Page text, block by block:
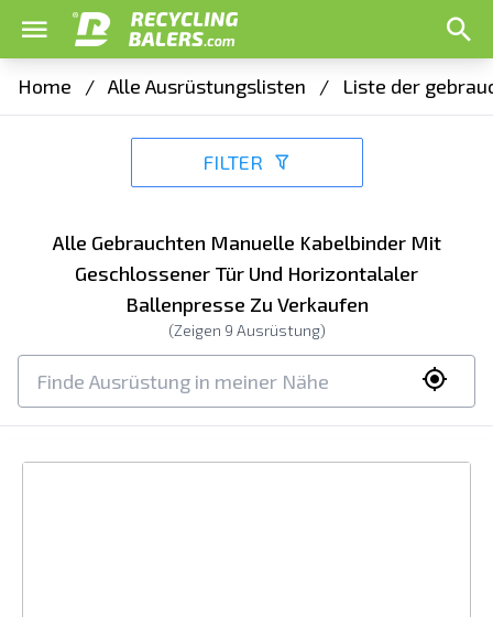
Home / Alle Ausrüstungslisten / Liste der
FILTER
Alle Gebrauchten Manuelle Kabelbinder Mit
Geschlossener Tür Und Horizontalaler
Ballenpresse Zu Verkaufen
(Zeigen 9 Ausrüstung)